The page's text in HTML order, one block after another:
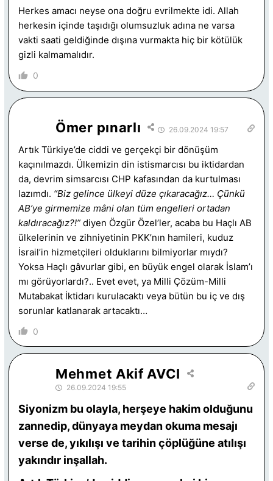
Herkes amacı neyse ona doğru evrilmekte idi. Allah
herkesin içinde taşıdığı olumsuzluk adına ne varsa
vakti saati geldiğinde dışına vurmakta hiç bir kötülük
gizli kalmamalıdır.
0
Ömer pınarlı 26.09.2024 19:57
Artık Türkiye’de ciddi ve gerçekçi bir dönüşüm
kaçınılmazdı. Ülkemizin din istismarcısı bu iktidardan
da, devrim simsarcısı CHP kafasından da kurtulması
lazımdı. “Biz gelince ülkeyi düze çıkaracağız… Çünkü
AB’ye girmemize mâni olan tüm engelleri ortadan
kaldıracağız?!” diyen Özgür Özel’ler, acaba bu Haçlı AB
ülkelerinin ve zihniyetinin PKK’nın hamileri, kuduz
İsrail’in hizmetçileri olduklarını bilmiyorlar mıydı?
Yoksa Haçlı gâvurlar gibi, en büyük engel olarak İslam’ı
mı görüyorlardı?.. Evet evet, ya Milli Çözüm-Milli
Mutabakat İktidarı kurulacaktı veya bütün bu iç ve dış
sorunlar katlanarak artacaktı…
0
Mehmet Akif AVCI
26.09.2024 19:55
Siyonizm bu olayla, herşeye hakim olduğunu
zannedip, dünyaya meydan okuma mesajı
verse de, yıkılışı ve tarihin çöplüğüne atılışı
yakındır inşallah.